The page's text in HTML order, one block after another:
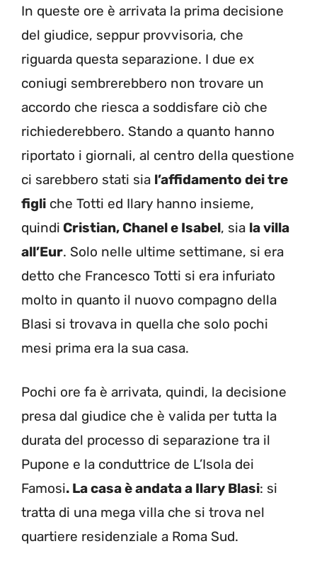
In queste ore è arrivata la prima decisione
del giudice, seppur provvisoria, che
riguarda questa separazione. I due ex
coniugi sembrerebbero non trovare un
accordo che riesca a soddisfare ciò che
richiederebbero. Stando a quanto hanno
riportato i giornali, al centro della questione
ci sarebbero stati sia l’affidamento dei tre
figli che Totti ed Ilary hanno insieme,
quindi Cristian, Chanel e Isabel, sia la villa
all’Eur. Solo nelle ultime settimane, si era
detto che Francesco Totti si era infuriato
molto in quanto il nuovo compagno della
Blasi si trovava in quella che solo pochi
mesi prima era la sua casa.
Pochi ore fa è arrivata, quindi, la decisione
presa dal giudice che è valida per tutta la
durata del processo di separazione tra il
Pupone e la conduttrice de L’Isola dei
Famosi. La casa è andata a Ilary Blasi: si
tratta di una mega villa che si trova nel
quartiere residenziale a Roma Sud.